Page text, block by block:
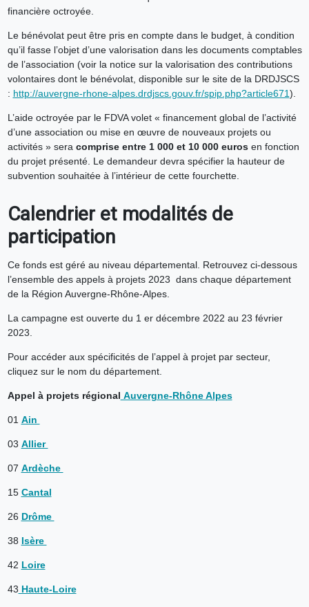
financière octroyée.
Le bénévolat peut être pris en compte dans le budget, à condition
qu’il fasse l’objet d’une valorisation dans les documents comptables
de l’association (voir la notice sur la valorisation des contributions
volontaires dont le bénévolat, disponible sur le site de la DRDJSCS
: http://auvergne-rhone-alpes.drdjscs.gouv.fr/spip.php?article671).
L’aide octroyée par le FDVA volet « financement global de l’activité
d’une association ou mise en œuvre de nouveaux projets ou
activités » sera comprise entre 1 000 et 10 000 eurosen fonction
du projet présenté. Le demandeur devra spécifier la hauteur de
subvention souhaitée à l’intérieur de cette fourchette.
Calendrier et modalités de
participation
Ce fonds est géré au niveau départemental. Retrouvez ci-dessous
l’ensemble des appels à projets 2023 dans chaque département
de la Région Auvergne-Rhône-Alpes.
La campagne est ouverte du 1 er décembre 2022 au 23 février
2023.
Pour accéder aux spécificités de l’appel à projet par secteur,
cliquez sur le nom du département.
Appel à projets régional Auvergne-Rhône Alpes
01 Ain
03 Allier
07 Ardèche
15 Cantal
26 Drôme
38 Isère
42 Loire
43 Haute-Loire